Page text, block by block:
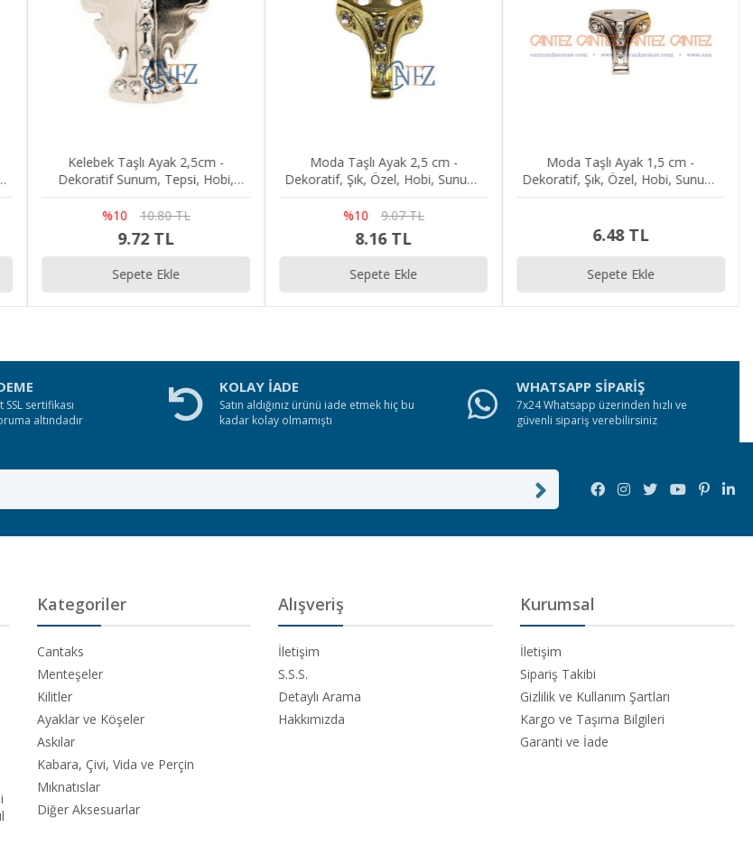
Kelebek Taşlı Ayak 2,5cm -
Dekoratif Sunum, Tepsi, Hobi,
Ayağı
%10 10.80 TL
9.72 TL
Sepete Ekle
Moda Taşlı Ayak 2,5 cm -
Dekoratif, Şık, Özel, Hobi, Sunum,
%10
9.07 TL
8.16 TL
Sepete Ekle
Moda Taşlı Ayak 1,5 cm -
Dekoratif, Şık, Özel, Hobi, Sunum,
6.48 TL
Sepete Ekle
sertifikası
altındadır
KOLAY İADE
Satın aldığınız ürünü iade etmek hiç bu
kadar kolay olmamıştı
WHATSAPP SİPARİŞ
7x24 Whatsapp üzerinden hızlı ve
güvenli sipariş verebilirsiniz
Kategoriler
Cantaks
Menteşeler
Kilitler
Ayaklar ve Köşeler
Askılar
Kabara, Çivi, Vida ve Perçin
Mıknatıslar
Diğer Aksesuarlar
Alışveriş
İletişim
S.S.S.
Detaylı Arama
Hakkımızda
Kurumsal
İletişim
Sipariş Takibi
Gizlilik ve Kullanım Şartları
Kargo ve Taşıma Bilgileri
Garanti ve İade